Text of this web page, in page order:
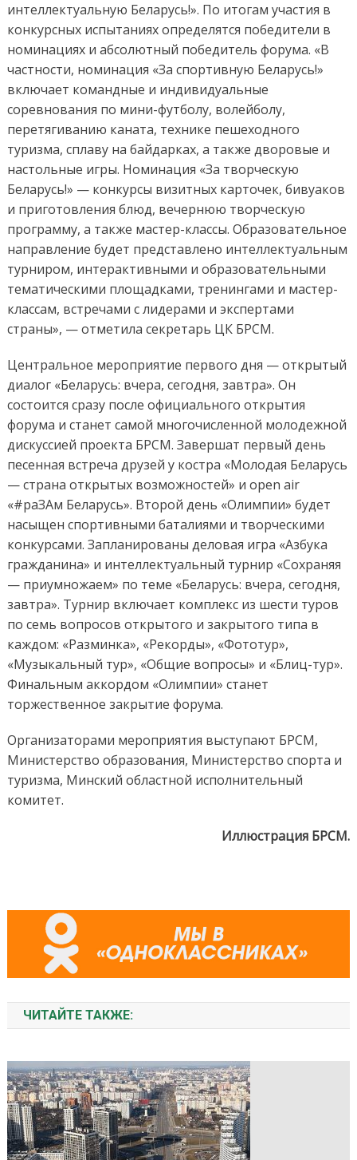
интеллектуальную Беларусь!». По итогам участия в
конкурсных испытаниях определятся победители в
номинациях и абсолютный победитель форума. «В
частности, номинация «За спортивную Беларусь!»
включает командные и индивидуальные
соревнования по мини-футболу, волейболу,
перетягиванию каната, технике пешеходного
туризма, сплаву на байдарках, а также дворовые и
настольные игры. Номинация «За творческую
Беларусь!» — конкурсы визитных карточек, бивуаков
и приготовления блюд, вечернюю творческую
программу, а также мастер-классы. Образовательное
направление будет представлено интеллектуальным
турниром, интерактивными и образовательными
тематическими площадками, тренингами и мастер-
классам, встречами с лидерами и экспертами
страны», — отметила секретарь ЦК БРСМ.
Центральное мероприятие первого дня — открытый
диалог «Беларусь: вчера, сегодня, завтра». Он
состоится сразу после официального открытия
форума и станет самой многочисленной молодежной
дискуссией проекта БРСМ. Завершат первый день
песенная встреча друзей у костра «Молодая Беларусь
— страна открытых возможностей» и оpen air
«#раЗАм Беларусь». Второй день «Олимпии» будет
насыщен спортивными баталиями и творческими
конкурсами. Запланированы деловая игра «Азбука
гражданина» и интеллектуальный турнир «Сохраняя
— приумножаем» по теме «Беларусь: вчера, сегодня,
завтра». Турнир включает комплекс из шести туров
по семь вопросов открытого и закрытого типа в
каждом: «Разминка», «Рекорды», «Фототур»,
«Музыкальный тур», «Общие вопросы» и «Блиц-тур».
Финальным аккордом «Олимпии» станет
торжественное закрытие форума.
Организаторами мероприятия выступают БРСМ,
Министерство образования, Министерство спорта и
туризма, Минский областной исполнительный
комитет.
Иллюстрация БРСМ.
ЧИТАЙТЕ ТАКЖЕ: